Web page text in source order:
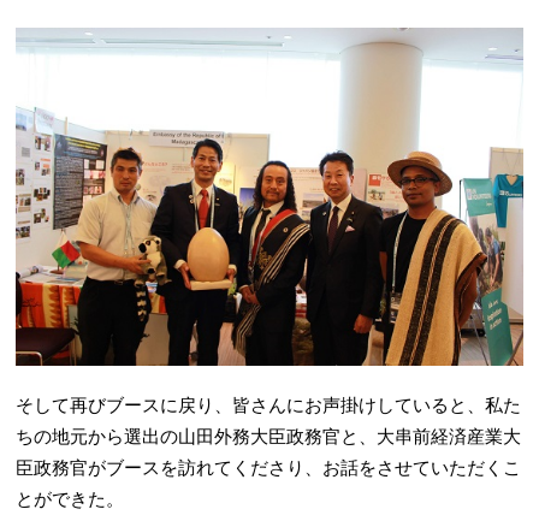
そして再びブースに戻り、皆さんにお声掛けしていると、私た
ちの地元から選出の山田外務大臣政務官と、大串前経済産業大
臣政務官がブースを訪れてくださり、お話をさせていただくこ
とができた。